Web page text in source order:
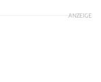
ANZEIGE